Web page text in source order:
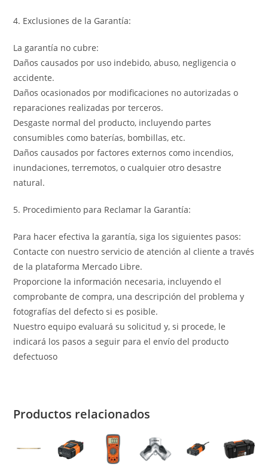
4. Exclusiones de la Garantía:
La garantía no cubre:
Daños causados por uso indebido, abuso, negligencia o
accidente.
Daños ocasionados por modificaciones no autorizadas o
reparaciones realizadas por terceros.
Desgaste normal del producto, incluyendo partes
consumibles como baterías, bombillas, etc.
Daños causados por factores externos como incendios,
inundaciones, terremotos, o cualquier otro desastre
natural.
5. Procedimiento para Reclamar la Garantía:
Para hacer efectiva la garantía, siga los siguientes pasos:
Contacte con nuestro servicio de atención al cliente a través
de la plataforma Mercado Libre.
Proporcione la información necesaria, incluyendo el
comprobante de compra, una descripción del problema y
fotografías del defecto si es posible.
Nuestro equipo evaluará su solicitud y, si procede, le
indicará los pasos a seguir para el envío del producto
defectuoso
Productos relacionados